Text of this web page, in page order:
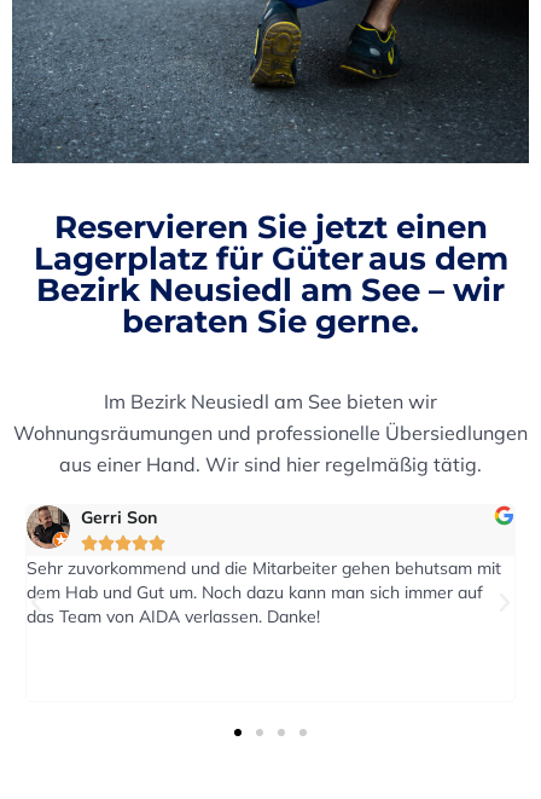
Reservieren Sie jetzt einen
Lagerplatz für Güter aus dem
Bezirk Neusiedl am See – wir
beraten Sie gerne.
Im Bezirk Neusiedl am See bieten wir
Wohnungsräumungen und professionelle Übersiedlungen
aus einer Hand. Wir sind hier regelmäßig tätig.
eric2016

Auf eine Anfrage nach einen Kostenvoranschlag wurde rasch
reagiert. Der Transport wurde pünktlich zum vereinbarten
Termin durchgeführt.